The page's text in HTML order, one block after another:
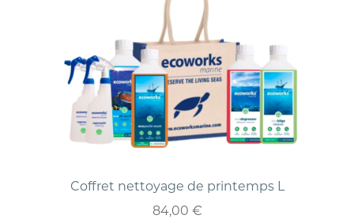
Coffret nettoyage de printemps L
84,00 €